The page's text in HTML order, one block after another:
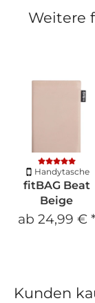
Weitere
Handytasche
fitBAG Beat
Beige
ab 24,99 € *
Kunden